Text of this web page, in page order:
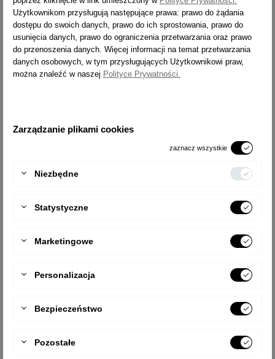
ewentualnym uszkodzeniom podłoża.
Aby dobrać właściwy rozmiar stopki należy zmierzyć wymiary
profilu drabiny, na który ma zostać nałożona stopka.
Do wyboru 1 lub 2 sztuki.
Użytkownikom przysługują następujące prawa: prawo do żądania
dostępu do swoich danych, prawo do ich sprostowania, prawo do
usunięcia danych, prawo do ograniczenia przetwarzania oraz prawo
do przenoszenia danych. Więcej informacji na temat przetwarzania
danych osobowych, w tym przysługujących Użytkownikowi praw,
można znaleźć w naszej Polityce Prywatności.
Zarządzanie plikami cookies
zaznacz wszystkie
Niezbędne
Statystyczne
Marketingowe
Personalizacja
Bezpieczeństwo
Pozostałe